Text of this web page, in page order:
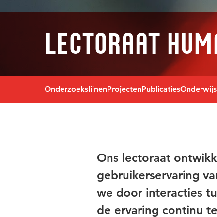
Lectoraat
OnderzoekslijnenProjectenPublicatiesOnderwijs
Ons lectoraat
gebruikerservaring
we door interacties
de ervaring continu